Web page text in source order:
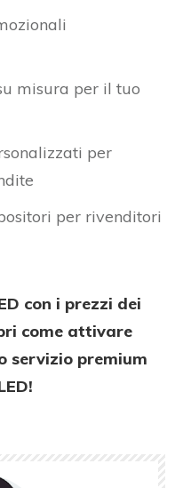
misura per il tuo
per
per rivenditori
con i prezzi dei
come attivare
servizio premium